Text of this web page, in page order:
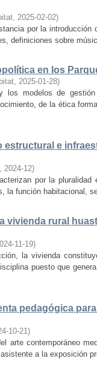
, 2025-02-02)
por la
definiciones sobre
en los
, 2025-01-28)
los modelos de
de la ética
e
, 2024-12)
por la
la función habitacional,
vivienda rural
11-19)
la vivienda
puesto que
pedagógica
10-21)
arte contemporáneo
a la exposición